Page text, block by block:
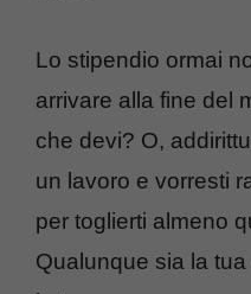
Lo stipendio ormai
arrivare alla fine del
che devi? O,
un lavoro e vorresti
per toglierti almeno
Qualunque sia la